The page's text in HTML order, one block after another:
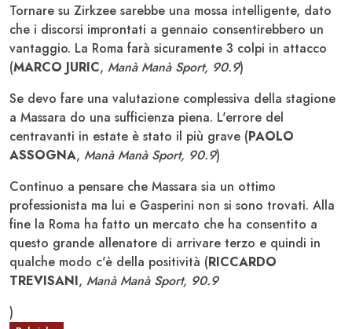
Tornare su Zirkzee sarebbe una mossa intelligente, dato
che i discorsi improntati a gennaio consentirebbero un
vantaggio. La Roma farà sicuramente 3 colpi in attacco
(MARCO JURIC, Manà Manà Sport, 90.9)
Se devo fare una valutazione complessiva della stagione
a Massara do una sufficienza piena. L'errore del
centravanti in estate è stato il più grave (PAOLO
ASSOGNA, Manà Manà Sport, 90.9)
Continuo a pensare che Massara sia un ottimo
professionista ma lui e Gasperini non si sono trovati. Alla
fine la Roma ha fatto un mercato che ha consentito a
questo grande allenatore di arrivare terzo e quindi in
qualche modo c'è della positività (RICCARDO
TREVISANI, Manà Manà Sport, 90.9
)